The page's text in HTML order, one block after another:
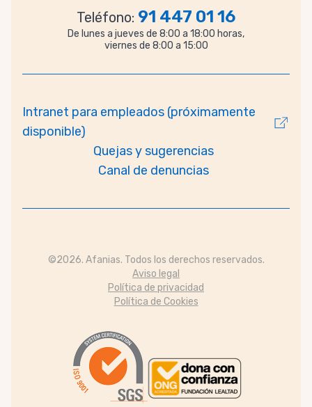
Teléfono: 91 447 01 16
De lunes a jueves de 8:00 a 18:00 horas,
viernes de 8:00 a 15:00
Intranet para empleados (próximamente
disponible)
Quejas y sugerencias
Canal de denuncias
©2026. Afanias. Todos los derechos reservados.
Aviso legal
Política de privacidad
Política de Cookies